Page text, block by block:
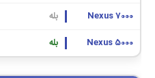
بله
بله